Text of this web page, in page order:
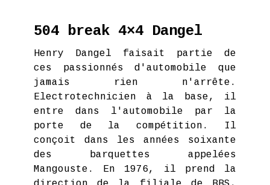
504 break 4×4 Dangel
Henry Dangel faisait partie de
ces passionnés d'automobile que
jamais rien n'arrête.
Electrotechnicien à la base, il
entre dans l'automobile par la
porte de la compétition. Il
conçoit dans les années soixante
des barquettes appelées
Mangouste. En 1976, il prend la